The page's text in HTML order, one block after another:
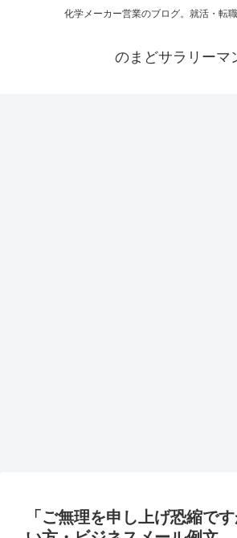
化学メーカー営業のブログ。就活・転職
のまどサラリーマ
「ご無理を申し上げ恐縮で